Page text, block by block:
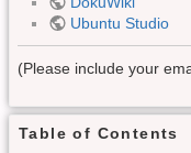
Ubuntu Studio
(Please include your
Table of Contents